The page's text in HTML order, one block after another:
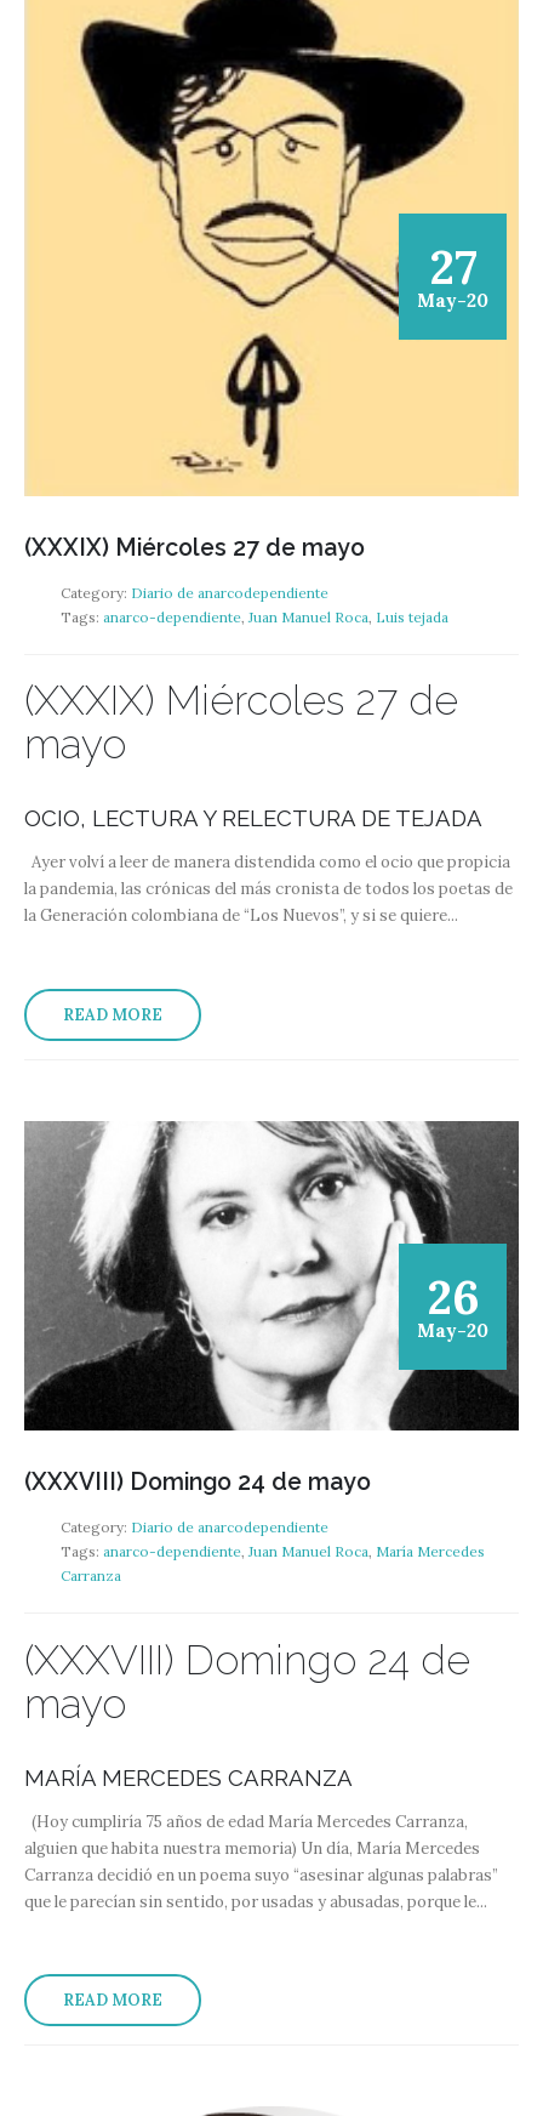
27
May-20
(XXXIX) Miércoles 27 de mayo
Category: Diario de anarcodependiente
Tags: anarco-dependiente Juan Manuel Roca Luis tejada
(XXXIX) Miércoles 27 de
mayo
OCIO, LECTURA Y RELECTURA DE TEJADA
Ayer volví a leer de manera distendida como el ocio que propicia
la pandemia, las crónicas del más cronista de todos los poetas de
la Generación colombiana de “Los Nuevos”, y si se quiere...
READ MORE
26
May-20
(XXXVIII) Domingo 24 de mayo
Category: Diario de anarcodependiente
Tags: anarco-dependiente Juan Manuel Roca María Mercedes
Carranza
(XXXVIII) Domingo 24 de
mayo
MARÍA MERCEDES CARRANZA
(Hoy cumpliría 75 años de edad María Mercedes Carranza,
alguien que habita nuestra memoria) Un día, María Mercedes
Carranza decidió en un poema suyo “asesinar algunas palabras”
que le parecían sin sentido, por usadas y abusadas, porque le...
READ MORE